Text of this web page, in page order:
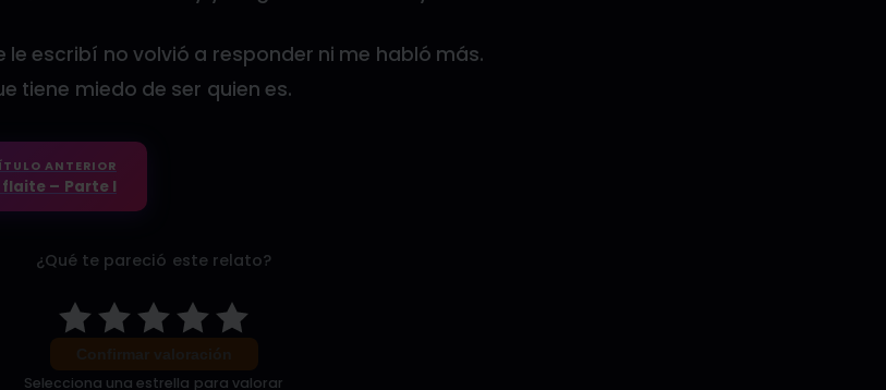
le escribí no volvió a responder ni me habló más.
tiene miedo de ser quien es.
ANTERIOR
– Parte I
¿Qué te pareció este relato?
Selecciona una estrella para valorar